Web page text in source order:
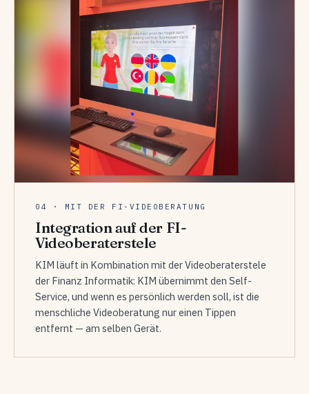
04 · MIT DER FI-VIDEOBERATUNG
Integration auf der FI-
Videoberaterstele
KIM läuft in Kombination mit der Videoberaterstele
der Finanz Informatik: KIM übernimmt den Self-
Service, und wenn es persönlich werden soll, ist die
menschliche Videoberatung nur einen Tippen
entfernt — am selben Gerät.